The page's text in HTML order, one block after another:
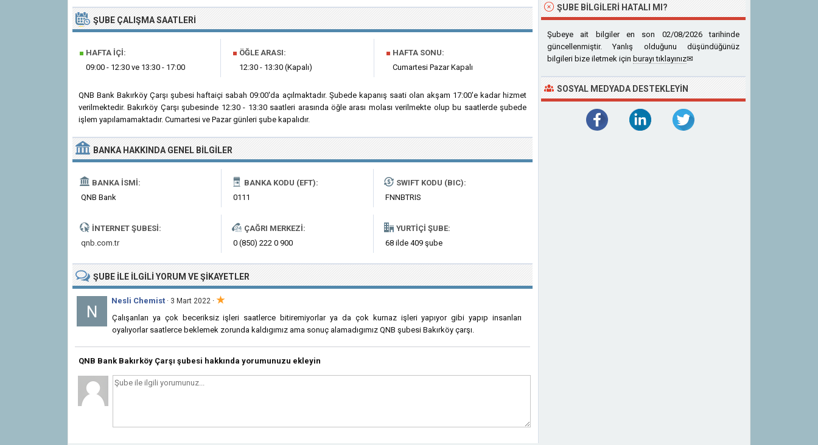
ŞUBE ÇALIŞMA SAATLERI
■ HAFTA İÇI:
09:00 - 12:30 ve 13:30 - 17:00
■ ÖĞLE ARASI:
12:30 - 13:30 (Kapalı)
■ HAFTA SONU:
Cumartesi Pazar Kapalı
QNB Bank Bakırköy Çarşı şubesi haftaiçi sabah 09:00'da açılmaktadır. Şubede kapanış saati olan akşam 17:00'e kadar hizmet
verilmektedir. Bakırköy Çarşı şubesinde 12:30 - 13:30 saatleri arasında öğle arası molası verilmekte olup bu saatlerde şubede
işlem yapılamamaktadır. Cumartesi ve Pazar günleri şube kapalıdır.
BANKA HAKKINDA GENEL BILGILER
BANKA İSMI:
QNB Bank
BANKA KODU (EFT):
0111
SWIFT KODU (BIC):
FNNBTRIS
İNTERNET ŞUBESI:
qnb.com.tr
ÇAĞRI MERKEZI:
0 (850) 222 0 900
YURTIÇI ŞUBE:
68 ilde 409 şube
ŞUBE ILE İLGILIYORUM VE ŞIKAYETLER
Nesli Chemist · 3 Mart 2022 · ★
Çalışanları ya çok beceriksiz işleri saatlerce bitiremiyorlar ya da çok kurnaz işleri yapıyor gibi yapıp insanları
oyalıyorlar saatlerce beklemek zorunda kaldıgımız ama sonuç alamadıgımız QNB şubesi Bakırköy çarşı.
QNB Bank Bakırköy Çarşı şubesi hakkında yorumunuzu ekleyin
ŞUBE BILGILERI HATALI MI?
Şubeye ait bilgiler en son 02/08/2026 tarihinde
güncellenmiştir. Yanlış olduğunu düşündüğünüz
bilgileri bize iletmek için burayı tıklayınız✉
SOSYAL MEDYADA DESTEKLEYIN